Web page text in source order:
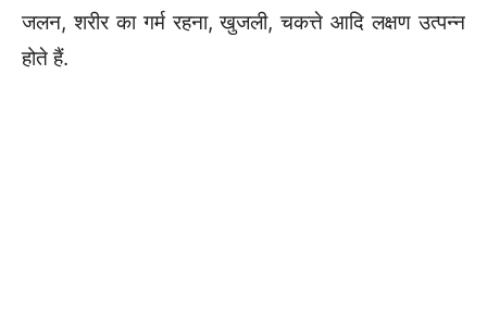
जलन, शरीर का गर्म रहना, खुजली, चकत्ते आदि लक्षण उत्पन्न
होते हैं.